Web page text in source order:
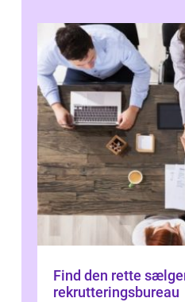
Find den rette
rekrutteringsbureau